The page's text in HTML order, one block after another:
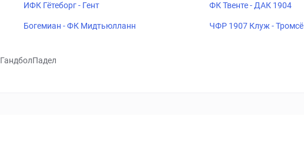
ИФК Гётеборг - Гент ФК Твенте - ДАК 1904
Богемиан - ФК Мидтьюлланн ЧФР 1907 Клуж - Тромсё
ГандболПадел